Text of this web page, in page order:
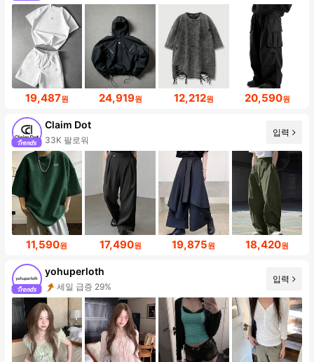
19,487원 24,919원 12,212원 20,590원
Claim Dot
33K 팔로워
입력
11,590원 17,490원 19,875원 18,420원
yohuperloth
세일 급증 29%
입력